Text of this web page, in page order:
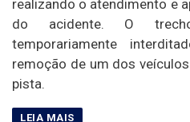
realizando o atendimento e
do acidente. O
temporariamente
remoção de um dos
pista.